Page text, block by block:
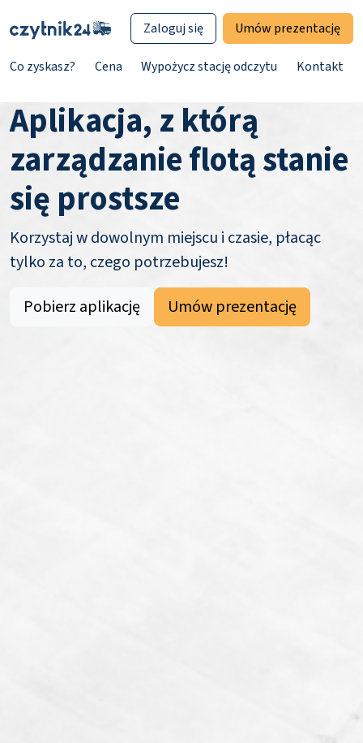
Co zyskasz? Cena Wypożycz stację odczytu Kontakt
Zaloguj się Umów prezentację
Aplikacja, z którą
zarządzanie flotą stanie
się prostsze
Korzystaj w dowolnym miejscu i czasie, płacąc
tylko za to, czego potrzebujesz!
Pobierz aplikację
Umów prezentację